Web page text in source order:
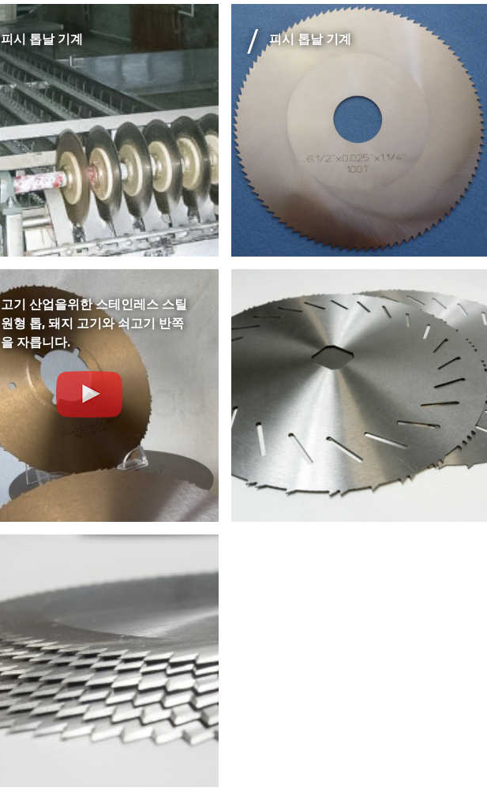
피시 톱날 기계 피시 톱날 기계
고기 산업을위한 스테인레스 스틸
원형 톱, 돼지 고기와 쇠고기 반쪽
을 자릅니다.